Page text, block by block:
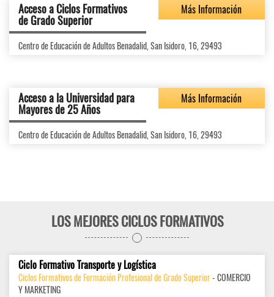
Acceso a Ciclos Formativos
de Grado Superior
Más Información
Centro de Educación de Adultos Benadalid, San Isidoro, 16, 29493
Acceso a la Universidad para
Mayores de 25 Años
Más Información
Centro de Educación de Adultos Benadalid, San Isidoro, 16, 29493
LOS MEJORES CICLOS FORMATIVOS
Ciclo Formativo Transporte y Logística
Ciclos Formativos de Formación Profesional de Grado Superior- COMERCIO
Y MARKETING